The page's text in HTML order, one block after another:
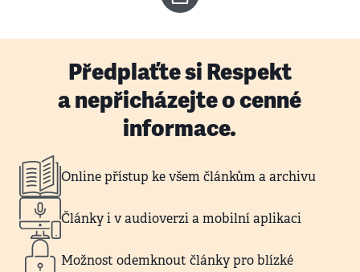
Předplaťte si Respekt
a nepřicházejte o cenné
informace.
Online přístup ke všem článkům a archivu
Články i v audioverzi a mobilní aplikaci
Možnost odemknout články pro blízké